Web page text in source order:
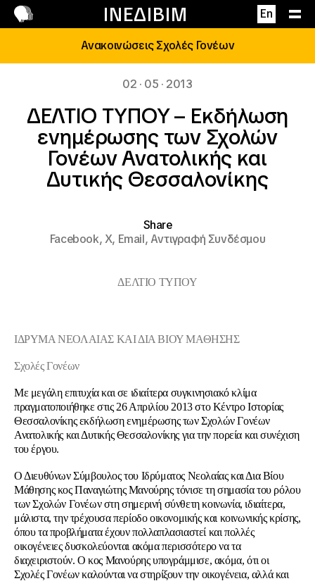
ΙΝΕΔΙΒΙΜ En
Επικοινωνία
Ανακοινώσεις Σχολές Γονέων
02 · 05 · 2013
ΔΕΛΤΙΟ ΤΥΠΟΥ – Εκδήλωση
ενημέρωσης των Σχολών
Γονέων Ανατολικής και
Δυτικής Θεσσαλονίκης
Share
Facebook,X, Email,Αντιγραφή Συνδέσμου
ΔΕΛΤΙΟ ΤΥΠΟΥ
ΙΔΡΥΜΑ ΝΕΟΛΑΙΑΣ ΚΑΙ ΔΙΑ ΒΙΟΥ ΜΑΘΗΣΗΣ
Σχολές Γονέων
Με μεγάλη επιτυχία και σε ιδιαίτερα συγκινησιακό κλίμα
πραγματοποιήθηκε στις 26 Απριλίου 2013 στο Κέντρο Ιστορίας
Θεσσαλονίκης εκδήλωση ενημέρωσης των Σχολών Γονέων
Ανατολικής και Δυτικής Θεσσαλονίκης για την πορεία και συνέχιση
του έργου.
Ο Διευθύνων Σύμβουλος του Ιδρύματος Νεολαίας και Δια Βίου
Μάθησης κος Παναγιώτης Μανούρης τόνισε τη σημασία του ρόλου
των Σχολών Γονέων στη σημερινή σύνθετη κοινωνία, ιδιαίτερα,
μάλιστα, την τρέχουσα περίοδο οικονομικής και κοινωνικής κρίσης,
όπου τα προβλήματα έχουν πολλαπλασιαστεί και πολλές
οικογένειες δυσκολεύονται ακόμα περισσότερο να τα
διαχειριστούν. Ο κος Μανούρης υπογράμμισε, ακόμα, ότι οι
Σχολές Γονέων καλούνται να στηρίξουν την οικογένεια, αλλά και